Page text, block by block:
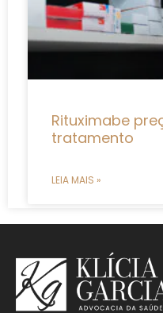
Rituximabe
tratamento
LEIA MAIS »